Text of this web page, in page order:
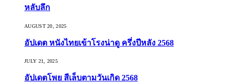
หลับลึก
AUGUST 20, 2025
อัปเดต หนังไทยเข้าโรงน่าดู ครึ่งปีหลัง 2568
JULY 21, 2025
อัปเดตโพย สีเล็บตามวันเกิด 2568